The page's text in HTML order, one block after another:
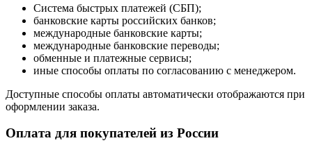
Система быстрых платежей (СБП);
банковские карты российских банков;
международные банковские карты;
международные банковские переводы;
обменные и платежные сервисы;
иные способы оплаты по согласованию с менеджером.
Доступные способы оплаты автоматически отображаются при
оформлении заказа.
Оплата для покупателей из России